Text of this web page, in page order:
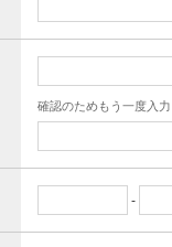
確認のためもう一度入
-